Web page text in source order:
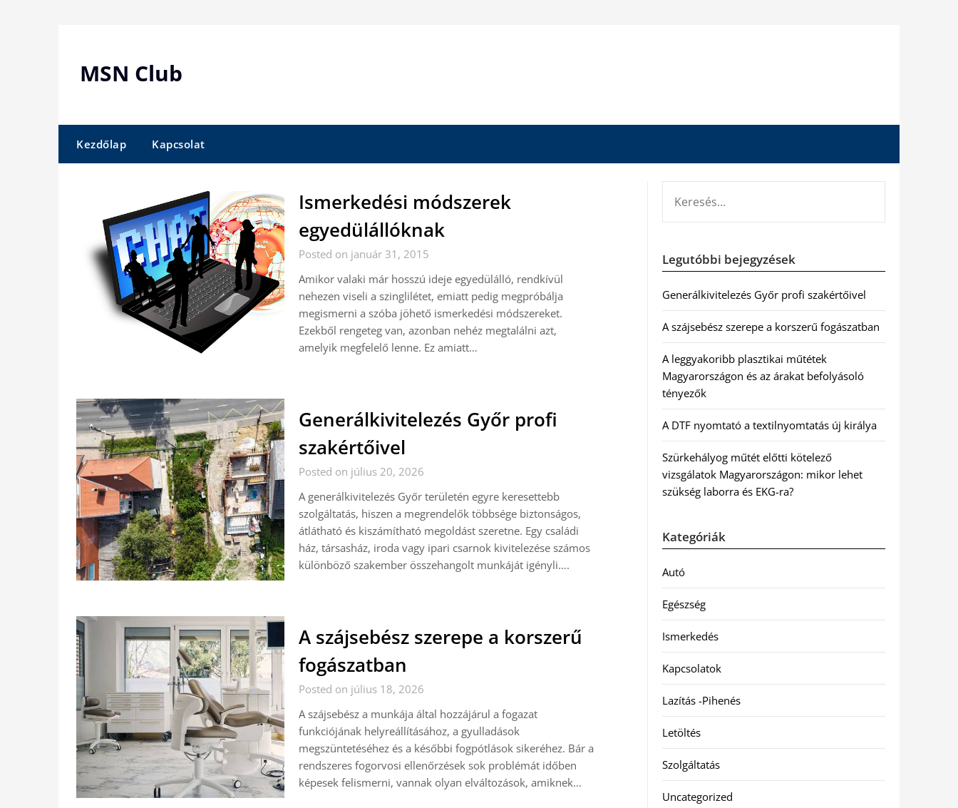
MSN Club
Kezdőlap Kapcsolat
Ismerkedési módszerek
egyedülállóknak
Posted on január 31, 2015
Amikor valaki már hosszú ideje egyedülálló, rendkívül
nehezen viseli a szinglilétet, emiatt pedig megpróbálja
megismerni a szóba jöhető ismerkedési módszereket.
Ezekből rengeteg van, azonban nehéz megtalálni azt,
amelyik megfelelő lenne. Ez amiatt…
Generálkivitelezés Győr profi
szakértőivel
Posted on július 20, 2026
A generálkivitelezés Győr területén egyre keresettebb
szolgáltatás, hiszen a megrendelők többsége biztonságos,
átlátható és kiszámítható megoldást szeretne. Egy családi
ház, társasház, iroda vagy ipari csarnok kivitelezése számos
különböző szakember összehangolt munkáját igényli….
A szájsebész szerepe a korszerű
fogászatban
Posted on július 18, 2026
A szájsebész a munkája által hozzájárul a fogazat
funkciójának helyreállításához, a gyulladások
megszüntetéséhez és a későbbi fogpótlások sikeréhez. Bár a
rendszeres fogorvosi ellenőrzések sok problémát időben
képesek felismerni, vannak olyan elváltozások, amiknek…
Legutóbbi bejegyzések
Generálkivitelezés Győr profi szakértőivel
A szájsebész szerepe a korszerű fogászatban
A leggyakoribb plasztikai műtétek
Magyarországon és az árakat befolyásoló
tényezők
A DTF nyomtató a textilnyomtatás új királya
Szürkehályog műtét előtti kötelező
vizsgálatok Magyarországon: mikor lehet
szükség laborra és EKG-ra?
Kategóriák
Autó
Egészség
Ismerkedés
Kapcsolatok
Lazítás -Pihenés
Letöltés
Szolgáltatás
Uncategorized